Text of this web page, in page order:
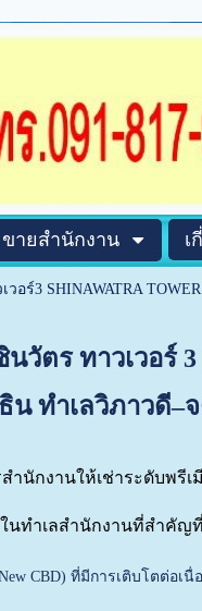
ขายสำนักงาน เ
อร์3 SHINAWATRA
วัตร ทาวเวอร์
น ทำเลวิภาวดี–
สำนักงานให้เช่าระดับพรี
นทำเลสำนักงานที่สำคัญ
CBD) ที่มีการเติบโต